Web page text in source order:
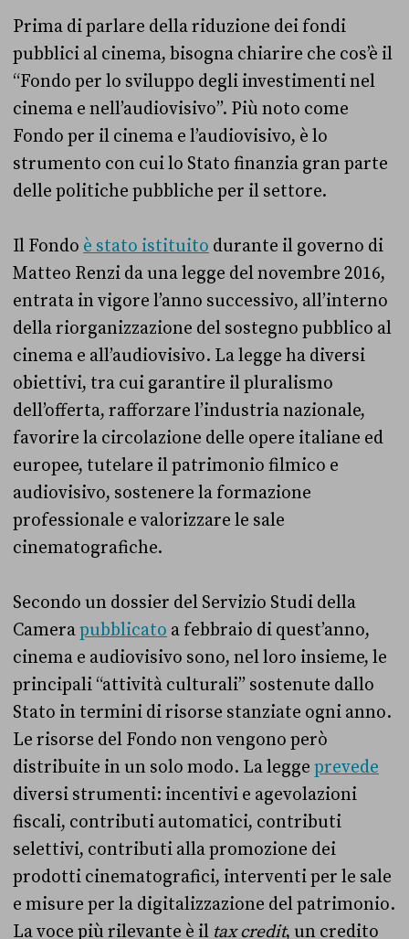
Prima di parlare della riduzione dei fondi
pubblici al cinema, bisogna chiarire che cos’è il
“Fondo per lo sviluppo degli investimenti nel
cinema e nell’audiovisivo”. Più noto come
Fondo per il cinema e l’audiovisivo, è lo
strumento con cui lo Stato finanzia gran parte
delle politiche pubbliche per il settore.
Il Fondo è stato istituito durante il governo di
Matteo Renzi da una legge del novembre 2016,
entrata in vigore l’anno successivo, all’interno
della riorganizzazione del sostegno pubblico al
cinema e all’audiovisivo. La legge ha diversi
obiettivi, tra cui garantire il pluralismo
dell’offerta, rafforzare l’industria nazionale,
favorire la circolazione delle opere italiane ed
europee, tutelare il patrimonio filmico e
audiovisivo, sostenere la formazione
professionale e valorizzare le sale
cinematografiche.
Secondo un dossier del Servizio Studi della
Camerapubblicato a febbraio di quest’anno,
cinema e audiovisivo sono, nel loro insieme, le
principali “attività culturali” sostenute dallo
Stato in termini di risorse stanziate ogni anno.
Le risorse del Fondo non vengono però
distribuite in un solo modo. La legge prevede
diversi strumenti: incentivi e agevolazioni
fiscali, contributi automatici, contributi
selettivi, contributi alla promozione dei
prodotti cinematografici, interventi per le sale
e misure per la digitalizzazione del patrimonio.
La voce più rilevante è il tax credit, un credito